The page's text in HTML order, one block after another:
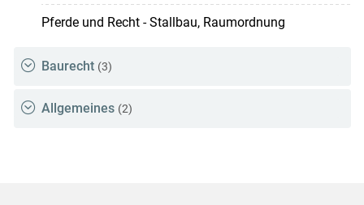
Pferde und Recht - Stallbau, Raumordnung
Baurecht (3)
Allgemeines (2)